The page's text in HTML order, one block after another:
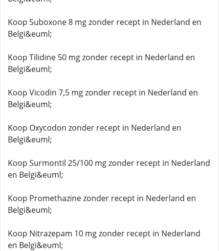
Koop Suboxone 8 mg zonder recept in Nederland en
Belgi&euml;
Koop Tilidine 50 mg zonder recept in Nederland en
Belgi&euml;
Koop Vicodin 7,5 mg zonder recept in Nederland en
Belgi&euml;
Koop Oxycodon zonder recept in Nederland en
Belgi&euml;
Koop Surmontil 25/100 mg zonder recept in Nederland
en Belgi&euml;
Koop Promethazine zonder recept in Nederland en
Belgi&euml;
Koop Nitrazepam 10 mg zonder recept in Nederland
en Belgi&euml;